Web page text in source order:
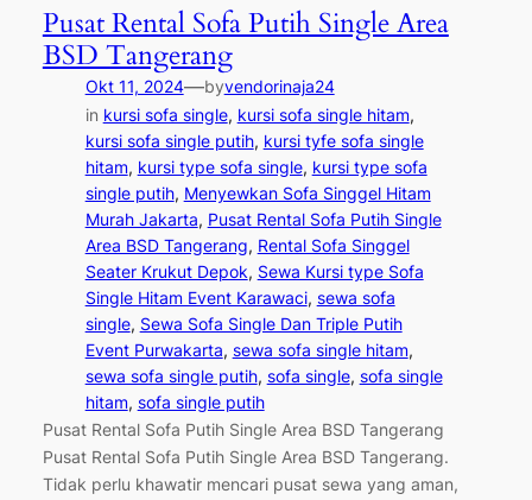
Pusat Rental Sofa Putih Single Area
BSD Tangerang
Okt 11, 2024—byvendorinaja24
in kursi sofa single, kursi sofa single hitam
kursi sofa single putih, kursi tyfe sofa single
hitam, kursi type sofa single, kursi type sofa
single putih, Menyewkan Sofa Singgel Hitam
Murah Jakarta, Pusat Rental Sofa Putih Single
Area BSD Tangerang, Rental Sofa Singgel
Seater Krukut Depok, Sewa Kursi type Sofa
Single Hitam Event Karawaci, sewa sofa
single, Sewa Sofa Single Dan Triple Putih
Event Purwakarta, sewa sofa single hitam
sewa sofa single putih, sofa single, sofa single
hitam, sofa single putih
Pusat Rental Sofa Putih Single Area BSD Tangerang
Pusat Rental Sofa Putih Single Area BSD Tangerang.
Tidak perlu khawatir mencari pusat sewa yang aman,